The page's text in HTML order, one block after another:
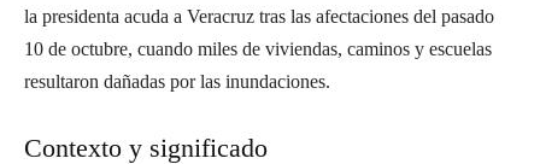
la presidenta acuda a Veracruz tras las afectaciones del pasado
10 de octubre, cuando miles de viviendas, caminos y escuelas
resultaron dañadas por las inundaciones.
Contexto y significado